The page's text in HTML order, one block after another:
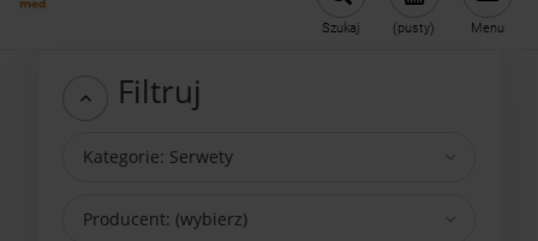
(pusty)
Szukaj Menu
Filtruj
Kategorie: Serwety
Producent: (wybierz)